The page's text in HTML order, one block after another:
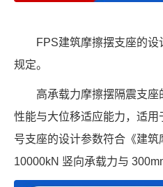
FPS建筑摩擦摆支座的
规定。
高承载力摩擦摆隔震支
性能与大位移适应能力，适
号支座的设计参数符合《建
10000kN 竖向承载力与